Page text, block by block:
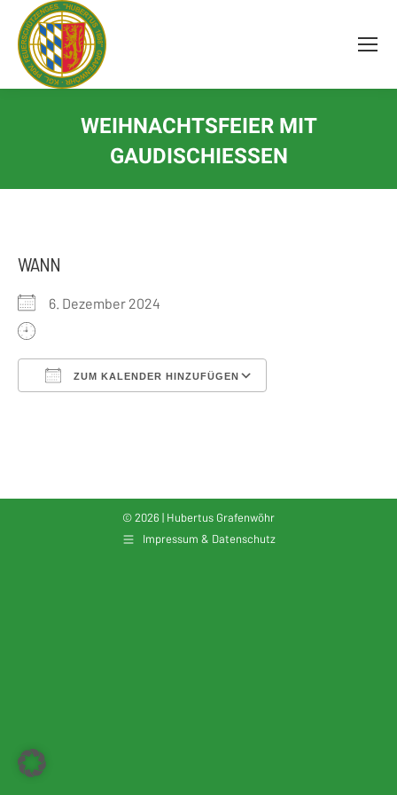
springen
WEIHNACHTSFEIER MIT
GAUDISCHIESSEN
WANN
6. Dezember 2024
ZUM KALENDER HINZUFÜGEN
© 2026 | Hubertus Grafenwöhr
Impressum & Datenschutz